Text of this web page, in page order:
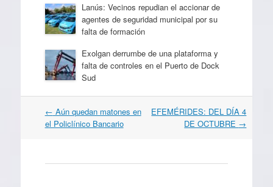
Lanús: Vecinos repudian el accionar de
agentes de seguridad municipal por su
falta de formación
Exolgan derrumbe de una plataforma y
falta de controles en el Puerto de Dock
Sud
Navegación
por
← Aún quedan matones en
el Policlínico Bancario
EFEMÉRIDES: DEL DÍA 4
DE OCTUBRE →